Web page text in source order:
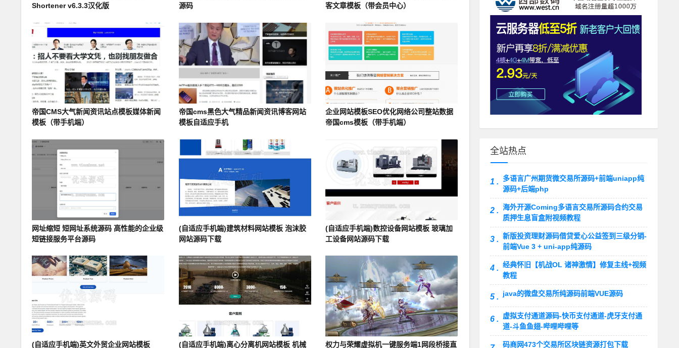
Shortener v6.3.3汉化版
源码
客文章模板（带会员中心）
帝国CMS大气新闻资讯站点模板媒体新闻
模板（带手机端）
帝国cms黑色大气精品新闻资讯博客网站
模板自适应手机
企业网站模板SEO优化网络公司整站数据
帝国cms模板（带手机端）
网址缩短 短网址系统源码 高性能的企业级
短链接服务平台源码
(自适应手机端)建筑材料网站模板 泡沫胶
网站源码下载
(自适应手机端)数控设备网站模板 玻璃加
工设备网站源码下载
(自适应手机端)英文外贸企业网站模板
(自适应手机端)离心分离机网站模板 机械
权力与荣耀虚拟机一键服务端1网段桥接直
全站热点
1 .
多语言广州期货微交易所源码+前端uniapp纯
源码+后端php
2 . 海外开源Coming多语言交易所源码合约交易
质押生息盲盒附视频教程
3 . 新版投资理财源码借贷爱心公益签到三级分销-
前端Vue 3 + uni-app纯源码
4 . 经典怀旧【机战OL 诸神激情】修复主线+视频
教程
5 . java的微盘交易所纯源码前端VUE源码
6 .
虚拟支付通道源码-快币支付通道-虎牙支付通
道-斗鱼鱼翅-哔哩哔哩等
码商网473个交易所区块链资源打包下载